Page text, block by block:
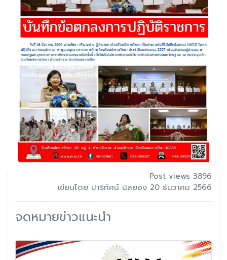
Post views 3896
เขียนโดย ปาริทัศน์ นิลยอง 20 ธันวาคม 2566
จดหมายข่าวแนะนำ